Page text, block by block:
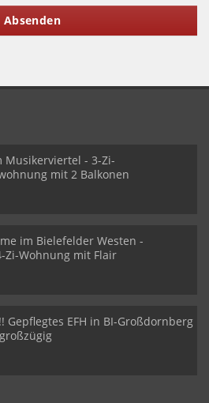
Absenden
Musikerviertel - 3-Zi-
mit 2 Balkonen
im Bielefelder Westen -
Zi-Wohnung mit Flair
Gepflegtes EFH in BI-Großdornberg